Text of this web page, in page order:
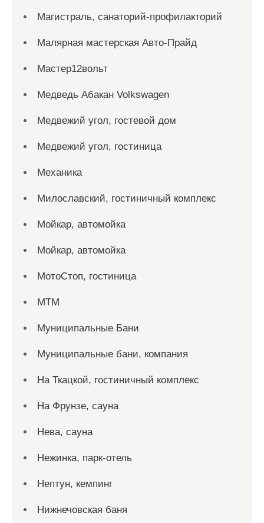
Магистраль, санаторий-профилакторий
Малярная мастерская Авто-Прайд
Мастер12вольт
Медведь Абакан Volkswagen
Медвежий угол, гостевой дом
Медвежий угол, гостиница
Механика
Милославский, гостиничный комплекс
Мойкар, автомойка
Мойкар, автомойка
МотоСтоп, гостиница
МТМ
Муниципальные Бани
Муниципальные бани, компания
На Ткацкой, гостиничный комплекс
На Фрунзе, сауна
Нева, сауна
Нежинка, парк-отель
Нептун, кемпинг
Нижнечовская баня